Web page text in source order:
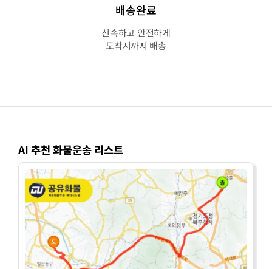
배송완료
신속하고 안전하게
도착지까지 배송
AI 추천 화물운송 리스트